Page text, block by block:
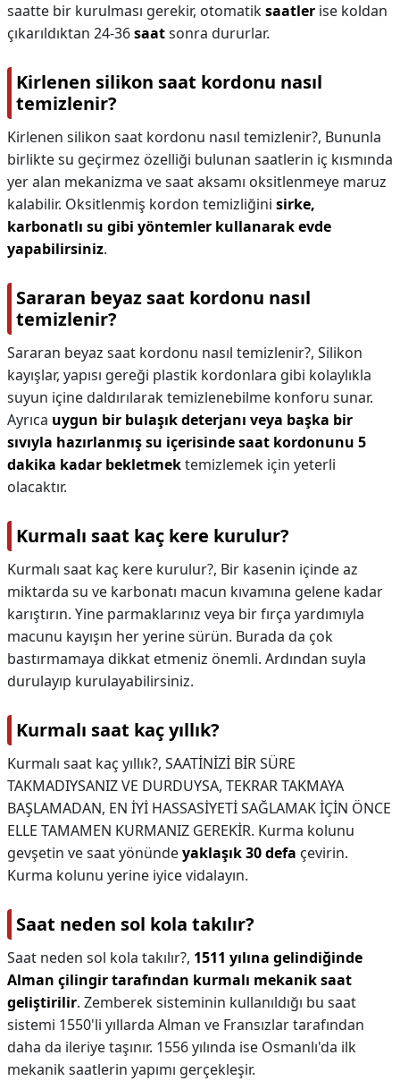
saatte bir kurulması gerekir, otomatiksaatler ise koldan
çıkarıldıktan 24-36saatsonra dururlar.
Kirlenen silikon saat kordonu nasıl
temizlenir?
Kirlenen silikon saat kordonu nasıl temizlenir?, Bununla
birlikte su geçirmez özelliği bulunan saatlerin iç kısmında
yer alan mekanizma ve saat aksamı oksitlenmeye maruz
kalabilir. Oksitlenmiş kordon temizliğini sirke,
karbonatlı su gibi yöntemler kullanarak evde
yapabilirsiniz.
Sararan beyaz saat kordonu nasıl
temizlenir?
Sararan beyaz saat kordonu nasıl temizlenir?, Silikon
kayışlar, yapısı gereği plastik kordonlara gibi kolaylıkla
suyun içine daldırılarak temizlenebilme konforu sunar.
Ayrıca uygun bir bulaşık deterjanı veya başka bir
sıvıyla hazırlanmış su içerisinde saat kordonunu 5
dakika kadar bekletmektemizlemek için yeterli
olacaktır.
Kurmalı saat kaç kere kurulur?
Kurmalı saat kaç kere kurulur?, Bir kasenin içinde az
miktarda su ve karbonatı macun kıvamına gelene kadar
karıştırın. Yine parmaklarınız veya bir fırça yardımıyla
macunu kayışın her yerine sürün. Burada da çok
bastırmamaya dikkat etmeniz önemli. Ardından suyla
durulayıp kurulayabilirsiniz.
Kurmalı saat kaç yıllık?
Kurmalı saat kaç yıllık?, SAATİNİZİ BİR SÜRE
TAKMADIYSANIZ VE DURDUYSA, TEKRAR TAKMAYA
BAŞLAMADAN, EN İYİ HASSASİYETİ SAĞLAMAK İÇİN ÖNCE
ELLE TAMAMEN KURMANIZ GEREKİR. Kurma kolunu
gevşetin ve saat yönündeyaklaşık 30 defa çevirin.
Kurma kolunu yerine iyice vidalayın.
Saat neden sol kola takılır?
Saat neden sol kola takılır?, 1511 yılına gelindiğinde
Alman çilingir tarafından kurmalı mekanik saat
geliştirilir. Zemberek sisteminin kullanıldığı bu saat
sistemi 1550'li yıllarda Alman ve Fransızlar tarafından
daha da ileriye taşınır. 1556 yılında ise Osmanlı'da ilk
mekanik saatlerin yapımı gerçekleşir.